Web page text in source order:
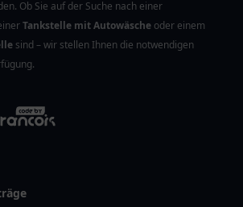
Ob Sie auf der Suche nach einer
Tankstelle mit Autowäsche oder einem
sind – wir stellen Ihnen die notwendigen